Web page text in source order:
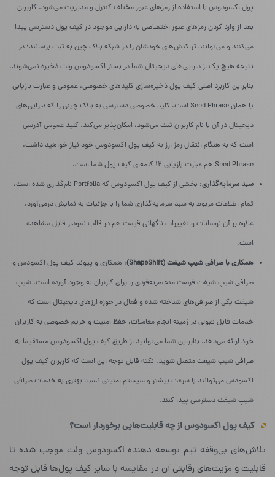
پول اکسودوس با استفاده از رمزهای عبور مختلف کنترل و مدیریت می‌شود. کاربران
بعد از وارد کردن رمزهای عبور اختصاصی به دارایی موجود در کیف پول دسترسی پیدا
می‌کنند و می‌توانند تراکنش‌های خودشان را در شبکه بلاک چین به ثبت برسانند؛ در
نتیجه هیچ یک از دارایی‌های دیجیتال شما در بستر اکسودوس ولت ذخیره نمی‌شوند.
بنابراین کاربرد اصلی کیف پول ذخیره‎‌سازی کلیدهای خصوصی، عمومی و عبارت بازیابی
یا همان Seed Phrase است. کلید خصوصی دسترسی به بلاک چینی را که دارایی‌های
دیجیتال در آن با نام کاربران ثبت می‌شود، امکان‌پذیر می‌کند. کلید عمومی آدرسی
است که به هنگام انتقال رمز ارز به کیف پول اکسودوس خود نیاز خواهید داشت.
Seed Phrase هم عبارت بازیابی ۱۲ کلمه‌ای کیف پول شما است.
سبد سرمایه‌گذاری
: بخشی از کیف پول اکسودوس که Portfolia نام‌گذاری شده است،
تمام اطلاعات مربوط به سبد سرمایه‌گذاری شما را با جزئیات به نمایش درمی‌آورد.
علاوه بر آن نوسانات و تغییرات ناگهانی قیمت هم در قالب نمودار قابل مشاهده
است.
همکاری با صرافی شیپ شیفت (ShapeShift)
: همکاری و پیوند کیف پول اکسودس و
صرافی شیپ شیفت فرصت منحصربه‌فردی را برای کاربران به وجود آورده است. شیپ
شیفت یکی از صرافی‌های شناخته شده و فعال در حوزه ارزهای دیجیتال است که
خدمات قابل قبولی در زمینه‌ انجام معاملات، حفظ امنیت و حریم خصوصی به کاربران
خود ارائه می‌دهد. بنابراین شما می‌توانید از طریق کیف پول اکسودوس مستقیما به
صرافی شیپ شیفت متصل شوید. نکته قابل توجه این است که کاربران کیف پول
اکسودس می‌توانند با سرعت بیشتر و سیستم امنیتی نسبتا بهتری به خدمات صرافی
شیپ شیفت دسترسی پیدا کنند.
کیف پول اکسودوس از چه قابلیت‌هایی برخوردار است؟
تلاش‌های بی‌وقفه‌ تیم توسعه دهنده‌ اکسودوس ولت موجب شده تا
قابلیت‌ و مزیت‌های رقابتی آن در مقایسه با سایر کیف پول‌ها قابل توجه